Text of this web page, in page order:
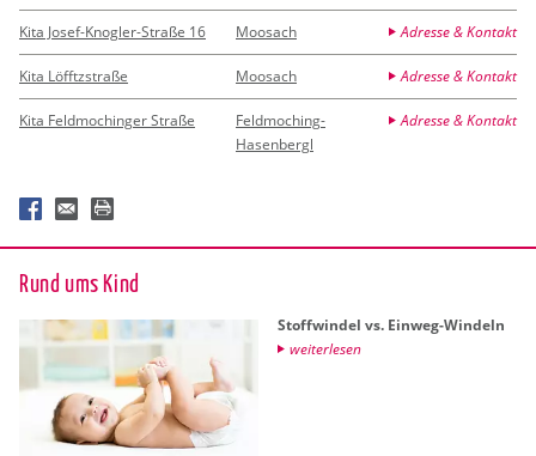
Kita Josef-Knogler-Straße 16 Moosach Adresse & Kontakt
Kita Löfftzstraße Moosach Adresse & Kontakt
Kita Feldmochinger Straße
Feldmoching-
Hasenbergl
Adresse & Kontakt
Rund ums Kind
Stoff­win­del vs. Ein­weg-Win­deln
wei­ter­le­sen